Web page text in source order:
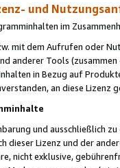
und
im
mit dem Aufrufen oder
anderer Tools (zusammen
in Bezug auf
an diese Lizenz
und ausschließlich
dieser Lizenz und der
nicht exklusive,